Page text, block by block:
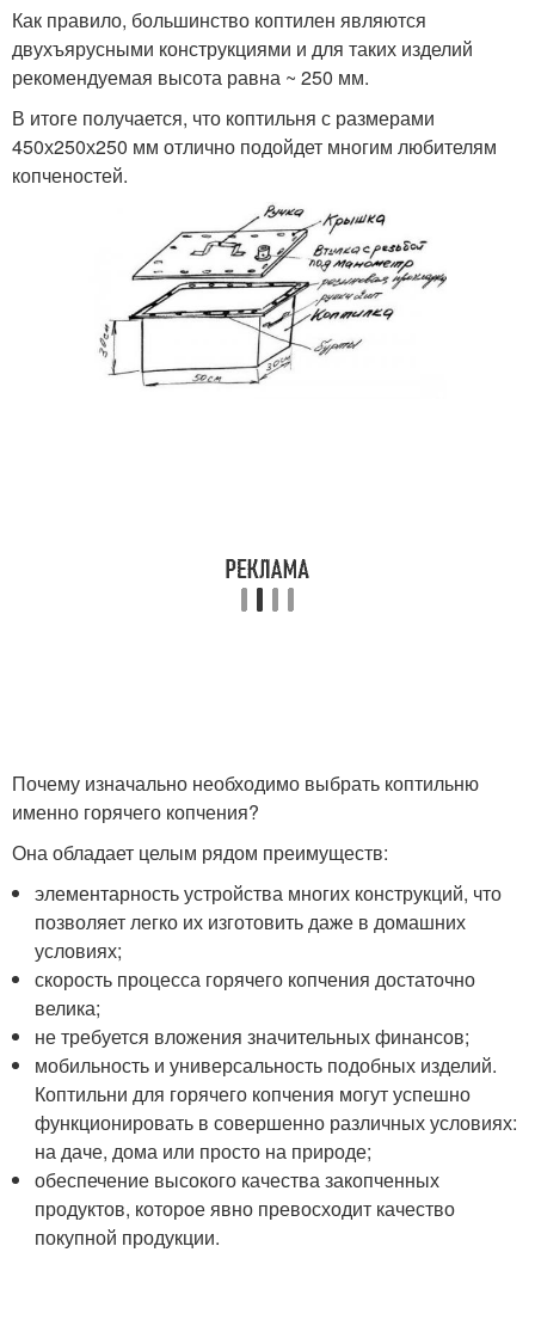
Как правило, большинство коптилен являются
двухъярусными конструкциями и для таких изделий
рекомендуемая высота равна ~ 250 мм.
В итоге получается, что коптильня с размерами
450х250х250 мм отлично подойдет многим любителям
копченостей.
Почему изначально необходимо выбрать коптильню
именно горячего копчения?
Она обладает целым рядом преимуществ:
элементарность устройства многих конструкций, что
позволяет легко их изготовить даже в домашних
условиях;
скорость процесса горячего копчения достаточно
велика;
не требуется вложения значительных финансов;
мобильность и универсальность подобных изделий.
Коптильни для горячего копчения могут успешно
функционировать в совершенно различных условиях:
на даче, дома или просто на природе;
обеспечение высокого качества закопченных
продуктов, которое явно превосходит качество
покупной продукции.